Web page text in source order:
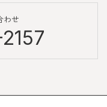
わせ